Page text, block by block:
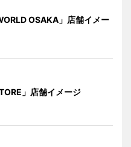
OSAKA」店舗イメー
」店舗イメージ